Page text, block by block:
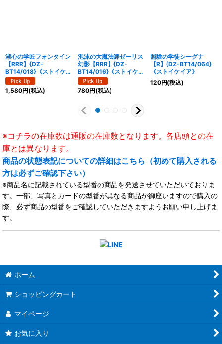
湖心の学匠フォンタイン
【RRR】{DZ-
BT14/018}《ストイケイ
ア》
1,580円(税込)
泡沫の大魔法師ゼーリス
幻影【RRR】{DZ-
BT14/016}《ストイケイ
ア》
780円(税込)
照験の学徒シーグナ
【R】{DZ-BT14/064}
《ストイケイア》
120円(税込)
※コチラの在庫数は通販の在庫数となります。各店頭との在
庫とは異なります。
商品の状態表記についての詳細はこちら（初めて購入される
方は必ずご確認下さい）
※商品名に記載されている型番の商品を発送させていただいておりま
す。一部、写真とカードの型番が異なる商品が御座いますので購入の
際、必ず商品の型番をご確認していただきますようお願い申し上げま
す。
ホーム
ショッピングカート
マイページ
お気に入り